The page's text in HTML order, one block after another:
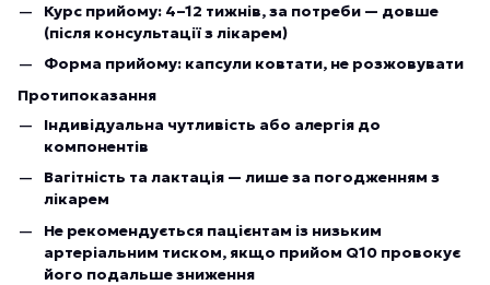
Курс прийому: 4–12 тижнів, за потреби — довше
(після консультації з лікарем)
Форма прийому: капсули ковтати, не розжовувати
Протипоказання
Індивідуальна чутливість або алергія до
компонентів
Вагітність та лактація — лише за погодженням з
лікарем
Не рекомендується пацієнтам із низьким
артеріальним тиском, якщо прийом Q10 провокує
його подальше зниження